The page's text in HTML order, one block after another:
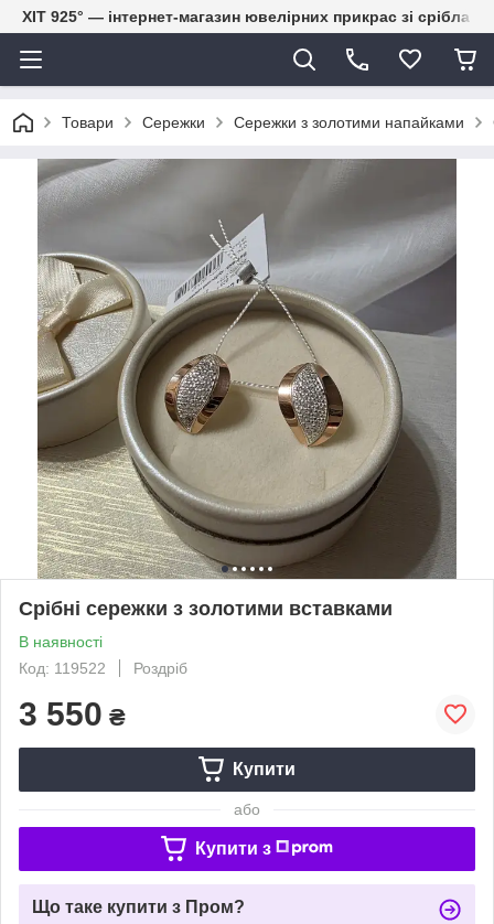
ХІТ 925° — інтернет-магазин ювелірних прикрас зі срібла
Товари Сережки Сережки з золотими напайками
Срібні сережки з золотими вставками
В наявності
Код: 119522
Роздріб
3 550 ₴
Купити
або
Купити з
Що таке купити з Пром?